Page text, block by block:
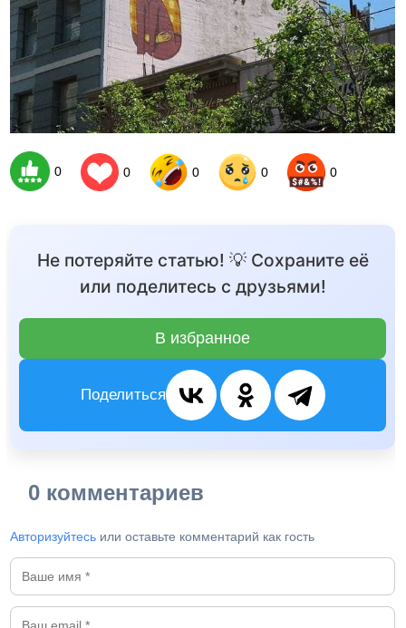
0 0 0 0 0
Не потеряйте статью! 💡 Сохраните её
или поделитесь с друзьями!
В избранное
Поделиться
0 комментариев
Авторизуйтесь или оставьте комментарий как гость